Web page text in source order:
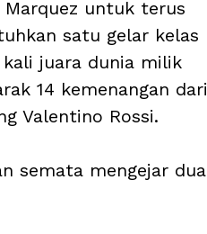
untuk terus
satu gelar kelas
juara dunia milik
14 kemenangan dari
Valentino Rossi.
semata mengejar dua